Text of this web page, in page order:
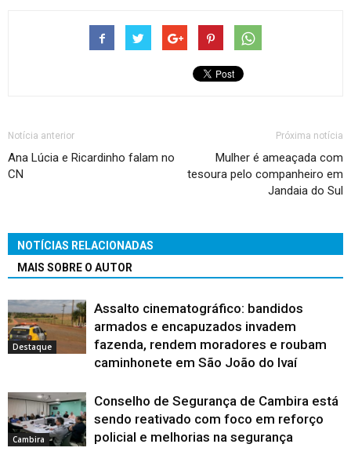
Notícia anterior
Ana Lúcia e Ricardinho falam no
CN
Próxima notícia
Mulher é ameaçada com
tesoura pelo companheiro em
Jandaia do Sul
NOTÍCIAS RELACIONADAS
MAIS SOBRE O AUTOR
Destaque
Assalto cinematográfico: bandidos
armados e encapuzados invadem
fazenda, rendem moradores e roubam
caminhonete em São João do Ivaí
Cambira
Conselho de Segurança de Cambira está
sendo reativado com foco em reforço
policial e melhorias na segurança